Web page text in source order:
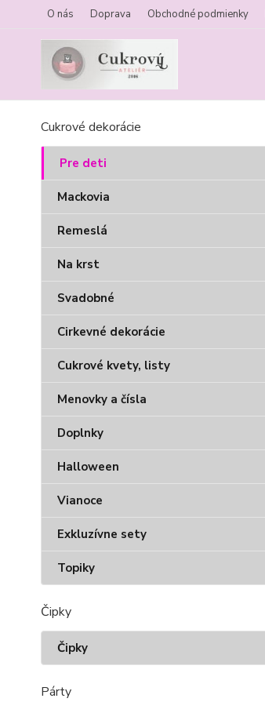
O nás Doprava Obchodné podmienky
Cukrové dekorácie
Pre deti
Mackovia
Remeslá
Na krst
Svadobné
Cirkevné dekorácie
Cukrové kvety, listy
Menovky a čísla
Doplnky
Halloween
Vianoce
Exkluzívne sety
Topiky
Čipky
Čipky
Párty